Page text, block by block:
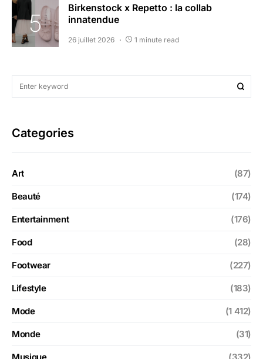
Birkenstock x Repetto : la collab
innatendue
26 juillet 2026 1 minute read
Categories
Art (87)
Beauté (174)
Entertainment (176)
Food (28)
Footwear (227)
Lifestyle (183)
Mode (1 412)
Monde (31)